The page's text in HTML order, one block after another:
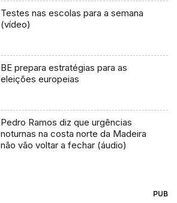
Testes nas escolas para a semana
(vídeo)
BE prepara estratégias para as
eleições europeias
Pedro Ramos diz que urgências
noturnas na costa norte da Madeira
não vão voltar a fechar (áudio)
PUB